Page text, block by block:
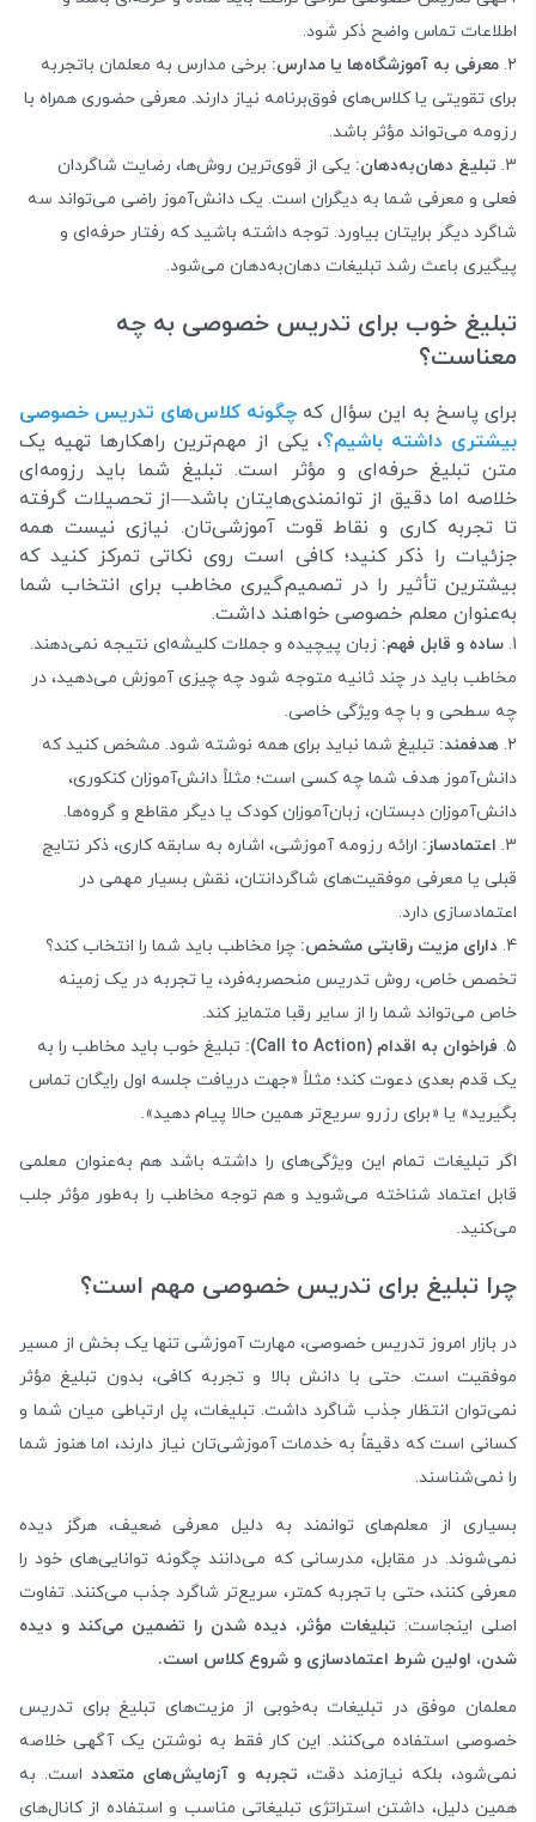
اطلاعات تماس واضح ذکر شود.
معرفی به آموزشگاه‌ها یا مدارس: برخی مدارس به معلمان باتجربه
برای تقویتی یا کلاس‌های فوق‌برنامه نیاز دارند. معرفی حضوری همراه با
رزومه می‌تواند مؤثر باشد.
تبلیغ دهان‌به‌دهان: یکی از قوی‌ترین روش‌ها، رضایت شاگردان
فعلی و معرفی شما به دیگران است. یک دانش‌آموز راضی می‌تواند سه
شاگرد دیگر برایتان بیاورد. توجه داشته باشید که رفتار حرفه‌ای و
پیگیری باعث رشد تبلیغات دهان‌به‌دهان می‌شود.
تبلیغ خوب برای تدریس خصوصی به چه
معناست؟
برای پاسخ به این سؤال که چگونه کلاس‌های تدریس خصوصی
بیشتری داشته باشیم؟، یکی از مهم‌ترین راهکارها تهیه یک
متن تبلیغ حرفه‌ای و مؤثر است. تبلیغ شما باید رزومه‌ای
خلاصه اما دقیق از توانمندی‌هایتان باشد—از تحصیلات گرفته
تا تجربه کاری و نقاط قوت آموزشی‌تان. نیازی نیست همه
جزئیات را ذکر کنید؛ کافی است روی نکاتی تمرکز کنید که
بیشترین تأثیر را در تصمیم‌گیری مخاطب برای انتخاب شما
به‌عنوان معلم خصوصی خواهند داشت.
ساده و قابل فهم: زبان پیچیده و جملات کلیشه‌ای نتیجه نمی‌دهند.
مخاطب باید در چند ثانیه متوجه شود چه چیزی آموزش می‌دهید، در
چه سطحی و با چه ویژگی خاصی.
هدفمند: تبلیغ شما نباید برای همه نوشته شود. مشخص کنید که
دانش‌آموز هدف شما چه کسی است؛ مثلاً دانش‌آموزان کنکوری،
دانش‌آموزان دبستان، زبان‌آموزان کودک یا دیگر مقاطع و گروه‌ها.
اعتمادساز: ارائه رزومه آموزشی، اشاره به سابقه کاری، ذکر نتایج
قبلی یا معرفی موفقیت‌های شاگردانتان، نقش بسیار مهمی در
اعتمادسازی دارد.
دارای مزیت رقابتی مشخص: چرا مخاطب باید شما را انتخاب کند؟
تخصص خاص، روش تدریس منحصربه‌فرد، یا تجربه در یک زمینه
خاص می‌تواند شما را از سایر رقبا متمایز کند.
فراخوان به اقدام (Call to Action):
تبلیغ خوب باید مخاطب را به
یک قدم بعدی دعوت کند؛ مثلاً «جهت دریافت جلسه اول رایگان تماس
بگیرید» یا «برای رزرو سریع‌تر همین حالا پیام دهید».
اگر تبلیغات تمام این ویژگی‌های را داشته باشد هم به‌عنوان معلمی
قابل اعتماد شناخته می‌شوید و هم توجه مخاطب را به‌طور مؤثر جلب
می‌کنید.
چرا تبلیغ برای تدریس خصوصی مهم است؟
در بازار امروز تدریس خصوصی، مهارت آموزشی تنها یک بخش از مسیر
موفقیت است. حتی با دانش بالا و تجربه کافی، بدون تبلیغ مؤثر
نمی‌توان انتظار جذب شاگرد داشت. تبلیغات، پل ارتباطی میان شما و
کسانی است که دقیقاً به خدمات آموزشی‌تان نیاز دارند، اما هنوز شما
را نمی‌شناسند.
بسیاری از معلم‌های توانمند به دلیل معرفی ضعیف، هرگز دیده
نمی‌شوند. در مقابل، مدرسانی که می‌دانند چگونه توانایی‌های خود را
معرفی کنند، حتی با تجربه کمتر، سریع‌تر شاگرد جذب می‌کنند. تفاوت
اصلی اینجاست: تبلیغات مؤثر، دیده شدن را تضمین می‌کند و دیده
شدن، اولین شرط اعتمادسازی و شروع کلاس است.
معلمان موفق در تبلیغات به‌خوبی از مزیت‌های تبلیغ برای تدریس
خصوصی استفاده می‌کنند. این کار فقط به نوشتن یک آگهی خلاصه
نمی‌شود، بلکه نیازمند دقت، تجربه و آزمایش‌های متعدداست. به
همین دلیل، داشتن استراتژی تبلیغاتی مناسب و استفاده از کانال‌های